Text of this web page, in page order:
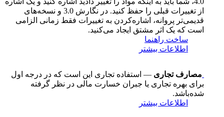
از تغییرات قبلی را حفظ کنید. در نگارش 3.0 و نسخه‌های
قدیمی‌تر پروانه، اشاره‌کردن به تغییرات فقط زمانی الزامی
است که یک اثر مشتق ایجاد می‌کنید.
ساخت راهنما
اطلاعات بیشتر
مصارف تجاری — استفاده تجاری این است که در درجه اول
برای بهره تجاری یا جبران خسارت مالی در نظر گرفته
شده‌باشد.
اطلاعات بیشتر